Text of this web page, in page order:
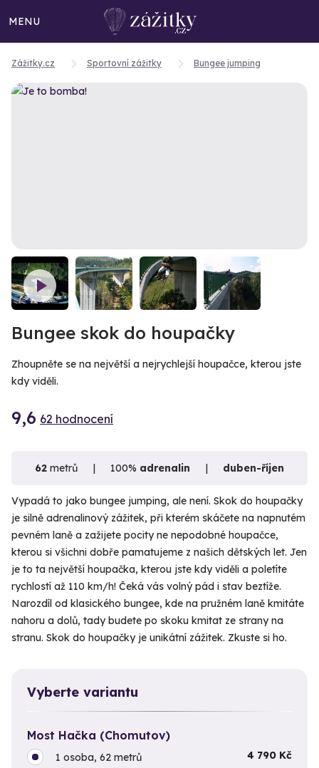
MENU
Zážitky.cz Sportovní zážitky Bungee jumping
Bungee skok do houpačky
Zhoupněte se na největší a nejrychlejší houpačce, kterou jste
kdy viděli.
9,6 62 hodnocení
62 metrů 100% adrenalin duben-říjen
Vypadá to jako bungee jumping, ale není. Skok do houpačky
je silně adrenalinový zážitek, při kterém skáčete na napnutém
pevném laně a zažijete pocity ne nepodobné houpačce,
kterou si všichni dobře pamatujeme z našich dětských let. Jen
je to ta největší houpačka, kterou jste kdy viděli a poletíte
rychlostí až 110 km/h! Čeká vás volný pád i stav beztíže.
Narozdíl od klasického bungee, kde na pružném laně kmitáte
nahoru a dolů, tady budete po skoku kmitat ze strany na
stranu. Skok do houpačky je unikátní zážitek. Zkuste si ho.
Vyberte variantu
Most Hačka (Chomutov)
1 osoba, 62 metrů 4 790 Kč